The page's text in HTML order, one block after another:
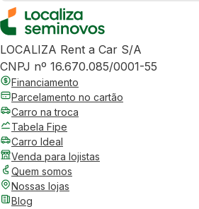
LOCALIZA Rent a Car S/A
CNPJ nº 16.670.085/0001-55
Financiamento
Parcelamento no cartão
Carro na troca
Tabela Fipe
Carro Ideal
Venda para lojistas
Quem somos
Nossas lojas
Blog